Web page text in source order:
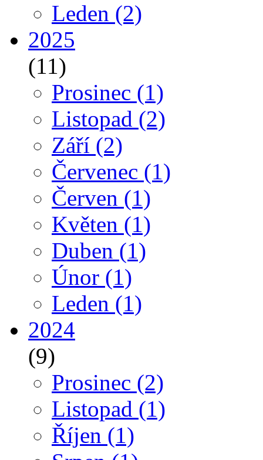
Leden (2)
2025
(11)
Prosinec (1)
Listopad (2)
Září (2)
Červenec (1)
Červen (1)
Květen (1)
Duben (1)
Únor (1)
Leden (1)
2024
(9)
Prosinec (2)
Listopad (1)
Říjen (1)